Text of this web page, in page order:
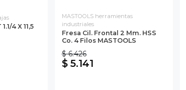
4 X 11,5
MASTOOLS herramientas
industriales
Fresa Cil. Frontal 2 Mm. HSS
Co. 4 Filos MASTOOLS
$ 6.426
$ 5.141